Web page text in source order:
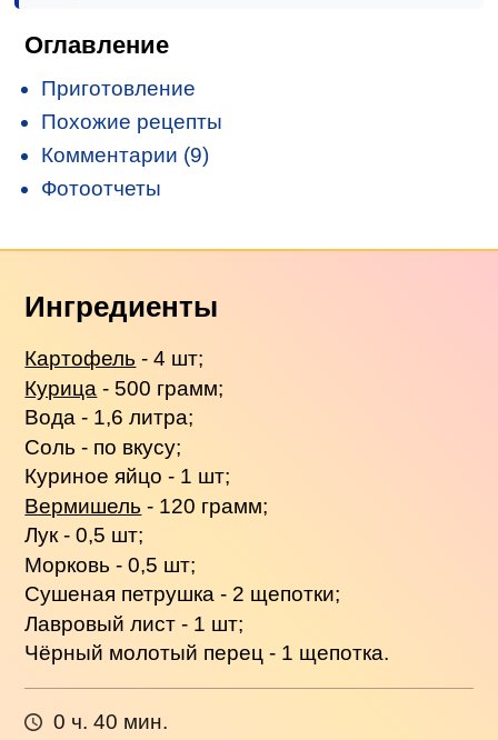
Оглавление
Приготовление
Похожие рецепты
Комментарии (9)
Фотоотчеты
Ингредиенты
Картофель - 4 шт;
Курица - 500 грамм;
Вода - 1,6 литра;
Соль - по вкусу;
Куриное яйцо - 1 шт;
Вермишель - 120 грамм;
Лук - 0,5 шт;
Морковь - 0,5 шт;
Сушеная петрушка - 2 щепотки;
Лавровый лист - 1 шт;
Чёрный молотый перец - 1 щепотка.
0 ч. 40 мин.